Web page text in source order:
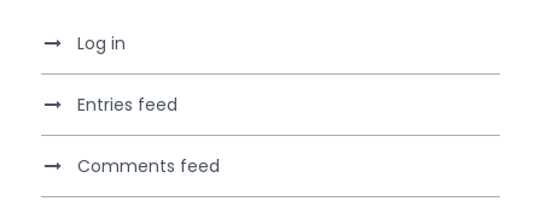
Log in
Entries feed
Comments feed